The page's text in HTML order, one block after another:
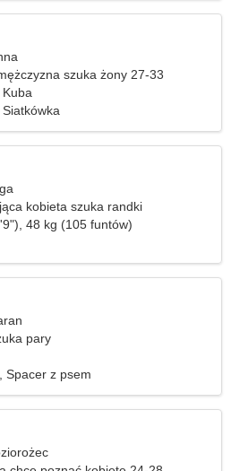
szuka żony 27-33
kobieta szuka randki
48 kg (105 funtów)
pary
Spacer z psem